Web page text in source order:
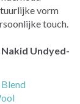
vorm
touch.
Undyed-